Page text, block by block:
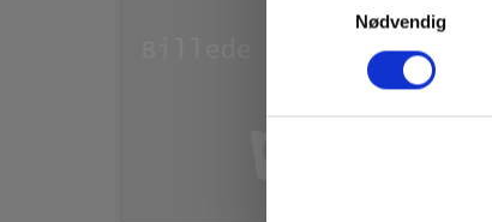
Nødvendig
8 & 33 kHz
M10 udv.